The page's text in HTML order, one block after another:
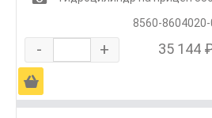
8560-8604020-
- + 35 144
Ä